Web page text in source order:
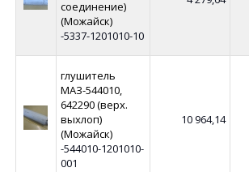
соединение)
(Можайск)
-5337-1201010-10
глушитель
МАЗ-544010,
642290 (верх.
выхлоп)
(Можайск)
-544010-1201010-
001
10 964,14